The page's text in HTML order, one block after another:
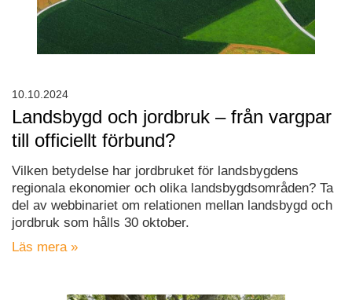
Landsbygd och jordbruk – från vargpar
till officiellt förbund?
Vilken betydelse har jordbruket för landsbygdens
regionala ekonomier och olika landsbygdsområden? Ta
del av webbinariet om relationen mellan landsbygd och
jordbruk som hålls 30 oktober.
Läs mera »
10.10.2024